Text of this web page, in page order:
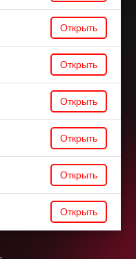
Открыть
Открыть
Открыть
Открыть
Открыть
Открыть